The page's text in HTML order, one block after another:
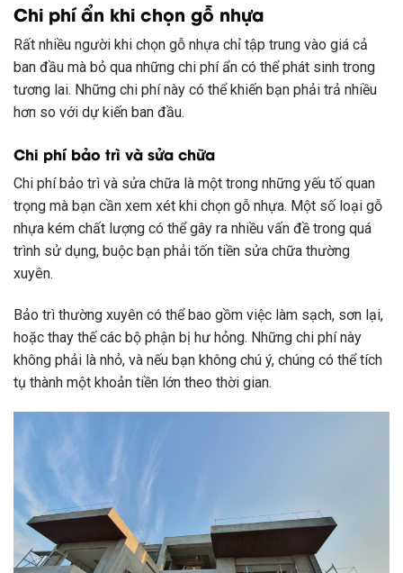
Chi phí ẩn khi chọn gỗ nhựa
Rất nhiều người khi chọn gỗ nhựa chỉ tập trung vào giá cả
ban đầu mà bỏ qua những chi phí ẩn có thể phát sinh trong
tương lai. Những chi phí này có thể khiến bạn phải trả nhiều
hơn so với dự kiến ban đầu.
Chi phí bảo trì và sửa chữa
Chi phí bảo trì và sửa chữa là một trong những yếu tố quan
trọng mà bạn cần xem xét khi chọn gỗ nhựa. Một số loại gỗ
nhựa kém chất lượng có thể gây ra nhiều vấn đề trong quá
trình sử dụng, buộc bạn phải tốn tiền sửa chữa thường
xuyên.
Bảo trì thường xuyên có thể bao gồm việc làm sạch, sơn lại,
hoặc thay thế các bộ phận bị hư hỏng. Những chi phí này
không phải là nhỏ, và nếu bạn không chú ý, chúng có thể tích
tụ thành một khoản tiền lớn theo thời gian.